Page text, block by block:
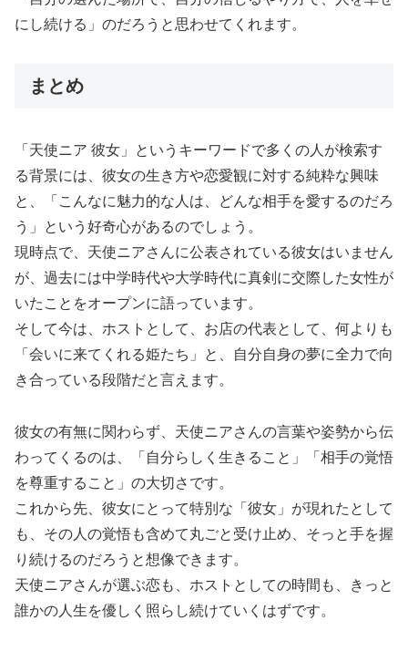
にし続ける」のだろうと思わせてくれます。
まとめ
「天使ニア 彼女」というキーワードで多くの人が検索す
る背景には、彼女の生き方や恋愛観に対する純粋な興味
と、「こんなに魅力的な人は、どんな相手を愛するのだろ
う」という好奇心があるのでしょう。
現時点で、天使ニアさんに公表されている彼女はいません
が、過去には中学時代や大学時代に真剣に交際した女性が
いたことをオープンに語っています。
そして今は、ホストとして、お店の代表として、何よりも
「会いに来てくれる姫たち」と、自分自身の夢に全力で向
き合っている段階だと言えます。
彼女の有無に関わらず、天使ニアさんの言葉や姿勢から伝
わってくるのは、「自分らしく生きること」「相手の覚悟
を尊重すること」の大切さです。
これから先、彼女にとって特別な「彼女」が現れたとして
も、その人の覚悟も含めて丸ごと受け止め、そっと手を握
り続けるのだろうと想像できます。
天使ニアさんが選ぶ恋も、ホストとしての時間も、きっと
誰かの人生を優しく照らし続けていくはずです。